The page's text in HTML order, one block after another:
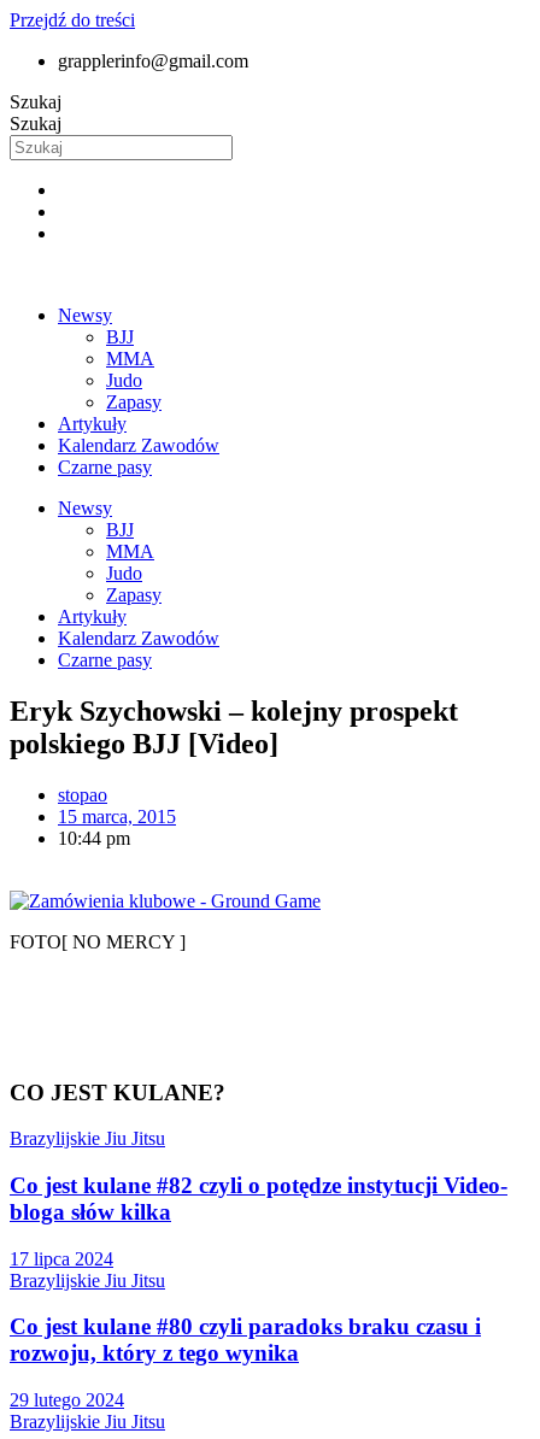
Przejdź do treści
grapplerinfo@gmail.com
Szukaj
Szukaj
Newsy
BJJ
MMA
Judo
Zapasy
Artykuły
Kalendarz Zawodów
Czarne pasy
Newsy
BJJ
MMA
Judo
Zapasy
Artykuły
Kalendarz Zawodów
Czarne pasy
Eryk Szychowski – kolejny prospekt
polskiego BJJ [Video]
stopao
15 marca, 2015
10:44 pm
FOTO[ NO MERCY ]
CO JEST KULANE?
Brazylijskie Jiu Jitsu
Co jest kulane #82 czyli o potędze instytucji Video-
bloga słów kilka
17 lipca 2024
Brazylijskie Jiu Jitsu
Co jest kulane #80 czyli paradoks braku czasu i
rozwoju, który z tego wynika
29 lutego 2024
Brazylijskie Jiu Jitsu